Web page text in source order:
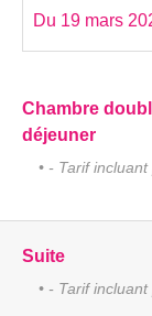
Chambre
déjeuner
• - Tarif
Suite
• - Tarif